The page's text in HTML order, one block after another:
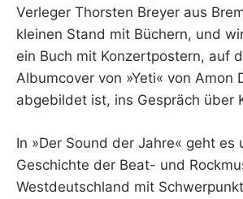
Verleger Thorsten Breyer aus
kleinen Stand mit Büchern, und
ein Buch mit Konzertpostern, auf
Albumcover von »Yeti« von Amon
abgebildet ist, ins Gespräch über
In »Der Sound der Jahre« geht es
Geschichte der Beat- und
Westdeutschland mit